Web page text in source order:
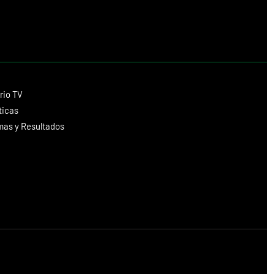
TV
y Resultados